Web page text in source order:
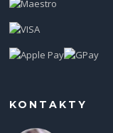
KONTAKTY